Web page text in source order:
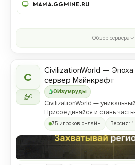
MAMA.GGMINE.RU
Обзор сервера
C
0
0 Изумруды
CivilizationWorld — Эпоха
сервер Майнкрафт
CivilizationWorld —
Присоединяйся и стань
противостояния между
75 игроков онлайн Версия: